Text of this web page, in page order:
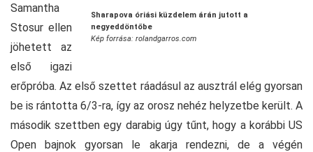
Sharapova óriási küzdelem árán jutott a
negyeddöntőbe
Kép forrása: rolandgarros.com
Samantha
Stosur ellen
jöhetett az
első igazi
erőpróba. Az első szettet ráadásul az ausztrál elég gyorsan
be is rántotta 6/3-ra, így az orosz nehéz helyzetbe került. A
második szettben egy darabig úgy tűnt, hogy a korábbi US
Open bajnok gyorsan le akarja rendezni, de a végén